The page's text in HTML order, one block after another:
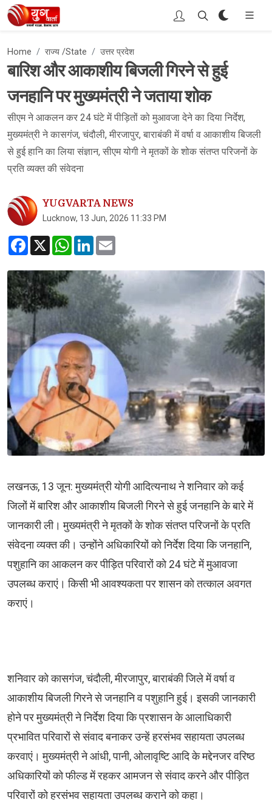
Home राज्य /State उत्तर प्रदेश
बारिश और आकाशीय बिजली गिरने से हुई
जनहानि पर मुख्यमंत्री ने जताया शोक
सीएम ने आकलन कर 24 घंटे में पीड़ितों को मुआवजा देने का दिया निर्देश,
मुख्यमंत्री ने कासगंज, चंदौली, मीरजापुर, बाराबंकी में वर्षा व आकाशीय बिजली
से हुई हानि का लिया संज्ञान, सीएम योगी ने मृतकों के शोक संतप्त परिजनों के
प्रति व्यक्त की संवेदना
YUGVARTA NEWS
Lucknow, 13 Jun, 2026 11:33 PM
Facebook
X WhatsApp
LinkedIn
लखनऊ, 13 जून: मुख्यमंत्री योगी आदित्यनाथ ने शनिवार को कई
जिलों में बारिश और आकाशीय बिजली गिरने से हुई जनहानि के बारे में
जानकारी ली। मुख्यमंत्री ने मृतकों के शोक संतप्त परिजनों के प्रति
संवेदना व्यक्त की। उन्होंने अधिकारियों को निर्देश दिया कि जनहानि,
पशुहानि का आकलन कर पीड़ित परिवारों को 24 घंटे में मुआवजा
उपलब्ध कराएं। किसी भी आवश्यकता पर शासन को तत्काल अवगत
कराएं।
शनिवार को कासगंज, चंदौली, मीरजापुर, बाराबंकी जिले में वर्षा व
आकाशीय बिजली गिरने से जनहानि व पशुहानि हुई। इसकी जानकारी
होने पर मुख्यमंत्री ने निर्देश दिया कि प्रशासन के आलाधिकारी
प्रभावित परिवारों से संवाद बनाकर उन्हें हरसंभव सहायता उपलब्ध
करवाएं। मुख्यमंत्री ने आंधी, पानी, ओलावृष्टि आदि के मद्देनजर वरिष्ठ
अधिकारियों को फील्ड में रहकर आमजन से संवाद करने और पीड़ित
परिवारों को हरसंभव सहायता उपलब्ध कराने को कहा।